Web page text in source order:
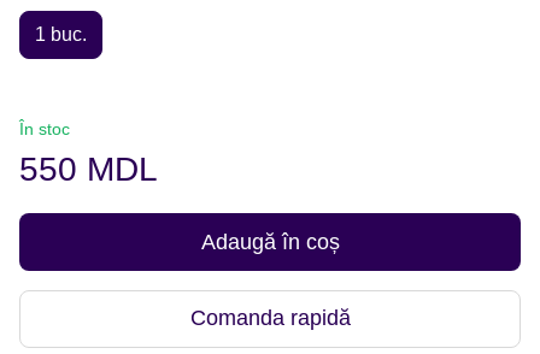
1 buc.
În stoc
550 MDL
Adaugă în coș
Comanda rapidă